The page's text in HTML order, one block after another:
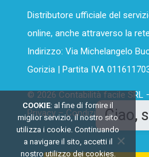
Ciao,
Distributore ufficiale del
online, anche attraverso la
Indirizzo: Via Michelangelo
Gorizia | Partita IVA
© 2026 Contabilità facile SRL
Privacy–Condizioni generali
COOKIE: al fine di fornire il
miglior servizio, il nostro sito
utilizza i cookie. Continuando
a navigare il sito, accetti il
nostro utilizzo dei cookies.